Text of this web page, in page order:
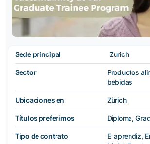
Sede principal Zurich
Sector
Productos
bebidas
Ubicaciones en Zürich
Títulos preferimos Diploma,
Tipo de contrato
El aprendiz,